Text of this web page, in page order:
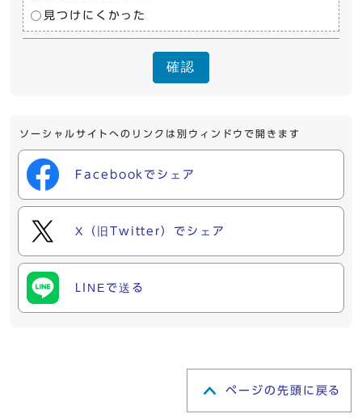
見つけにくかった
確認
ソーシャルサイトへのリンクは別ウィンドウで開きます
Facebookでシェア
X（旧Twitter）でシェア
LINEで送る
ページの先頭に戻る